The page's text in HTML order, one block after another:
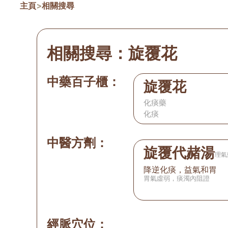
主頁>相關搜尋
相關搜尋： 旋覆花
中藥百子櫃： 旋覆花
化痰藥
化痰
中醫方劑：
旋覆代赭湯理
降逆化痰，益氣和胃
胃氣虛弱，痰濁內阻證
經脈穴位：